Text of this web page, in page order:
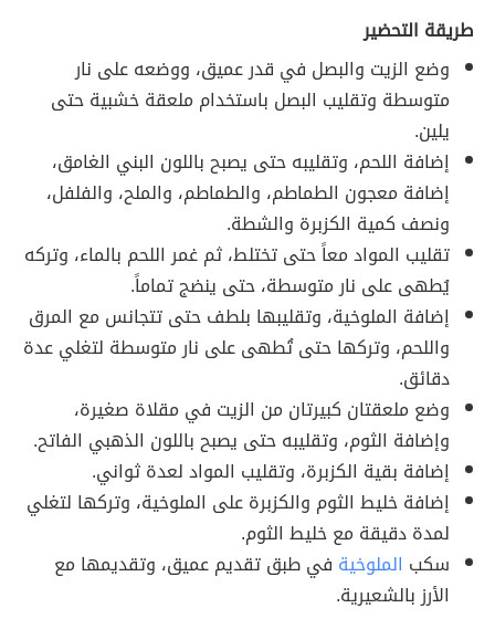
طريقة التحضير
وضع الزيت والبصل في قدر عميق، ووضعه على نار
متوسطة وتقليب البصل باستخدام ملعقة خشبية حتى
يلين.
إضافة اللحم، وتقليبه حتى يصبح باللون البني الغامق،
إضافة معجون الطماطم، والطماطم، والملح، والفلفل،
ونصف كمية الكزبرة والشطة.
تقليب المواد معاً حتى تختلط، ثم غمر اللحم بالماء، وتركه
يُطهى على نار متوسطة، حتى ينضج تماماً.
إضافة الملوخية، وتقليبها بلطف حتى تتجانس مع المرق
واللحم، وتركها حتى تُطهى على نار متوسطة لتغلي عدة
دقائق.
وضع ملعقتان كبيرتان من الزيت في مقلاة صغيرة،
وإضافة الثوم، وتقليبه حتى يصبح باللون الذهبي الفاتح.
إضافة بقية الكزبرة، وتقليب المواد لعدة ثواني.
إضافة خليط الثوم والكزبرة على الملوخية، وتركها لتغلي
لمدة دقيقة مع خليط الثوم.
سكب الملوخية في طبق تقديم عميق، وتقديمها مع
الأرز بالشعيرية.